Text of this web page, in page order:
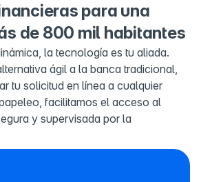
para una
de 800 mil habitantes
la tecnología es tu aliada.
ágil a la banca tradicional,
tu solicitud en línea a cualquier
facilitamos el acceso al
y supervisada por la